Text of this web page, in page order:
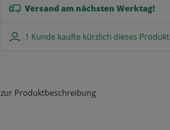
Versand am nächsten Werktag!
1 Kunde kaufte kürzlich dieses Produkt
zur Produktbeschreibung